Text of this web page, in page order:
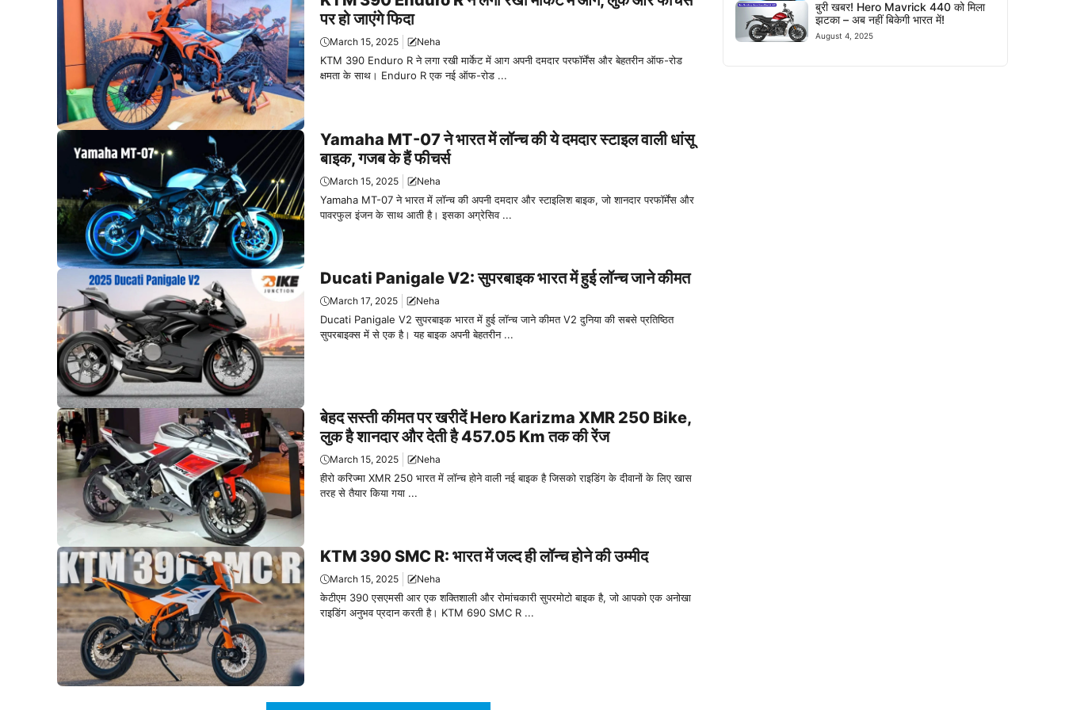
पर हो जाएंगे फिदा
March 15, 2025 Neha
KTM 390 Enduro R ने लगा रखी मार्केट में आग अपनी दमदार परफॉर्मेंस और बेहतरीन ऑफ-रोड
क्षमता के साथ। Enduro R एक नई ऑफ-रोड ...
Yamaha MT-07 ने भारत में लॉन्च की ये दमदार स्टाइल वाली धांसू
बाइक, गजब के हैं फीचर्स
March 15, 2025 Neha
Yamaha MT-07 ने भारत में लॉन्च की अपनी दमदार और स्टाइलिश बाइक, जो शानदार परफॉर्मेंस और
पावरफुल इंजन के साथ आती है। इसका अग्रेसिव ...
Ducati Panigale V2: सुपरबाइक भारत में हुई लॉन्च जाने कीमत
March 17, 2025 Neha
Ducati Panigale V2 सुपरबाइक भारत में हुई लॉन्च जाने कीमत V2 दुनिया की सबसे प्रतिष्ठित
सुपरबाइक्स में से एक है। यह बाइक अपनी बेहतरीन ...
बेहद सस्ती कीमत पर खरीदें Hero Karizma XMR 250 Bike,
लुक है शानदार और देती है 457.05 Km तक की रेंज
March 15, 2025 Neha
हीरो करिज्मा XMR 250 भारत में लॉन्च होने वाली नई बाइक है जिसको राइडिंग के दीवानों के लिए खास
तरह से तैयार किया गया ...
KTM 390 SMC R: भारत में जल्द ही लॉन्च होने की उम्मीद
March 15, 2025 Neha
केटीएम 390 एसएमसी आर एक शक्तिशाली और रोमांचकारी सुपरमोटो बाइक है, जो आपको एक अनोखा
राइडिंग अनुभव प्रदान करती है। KTM 690 SMC R ...
बुरी खबर! Hero Mavrick 440 को मिला
झटका – अब नहीं बिकेगी भारत में!
August 4, 2025